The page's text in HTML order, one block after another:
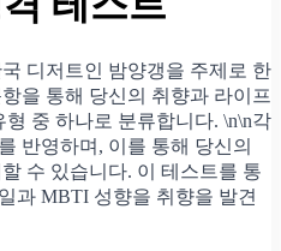
디저트인 밤양갱을 주제로 한
을 통해 당신의 취향과 라이프
중 하나로 분류합니다. \n\n각
반영하며, 이를 통해 당신의
수 있습니다. 이 테스트를 통
과 MBTI 성향을 취향을 발견